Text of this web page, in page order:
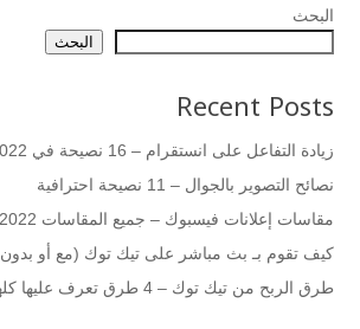
البحث
البحث
Recent Posts
زيادة التفاعل على انستقرام – 16 نصيحة في 2022
نصائح التصوير بالجوال – 11 نصيحة احترافية
مقاسات إعلانات فيسبوك – جميع المقاسات 2022
كيف تقوم بـ بث مباشر على تيك توك (مع أو بدون 1000 متابع)
طرق الربح من تيك توك – 4 طرق تعرف عليها كلها